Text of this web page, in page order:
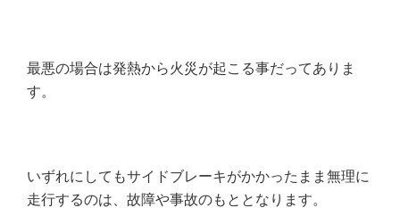
最悪の場合は発熱から火災が起こる事だってありま
す。
いずれにしてもサイドブレーキがかかったまま無理に
走行するのは、故障や事故のもととなります。